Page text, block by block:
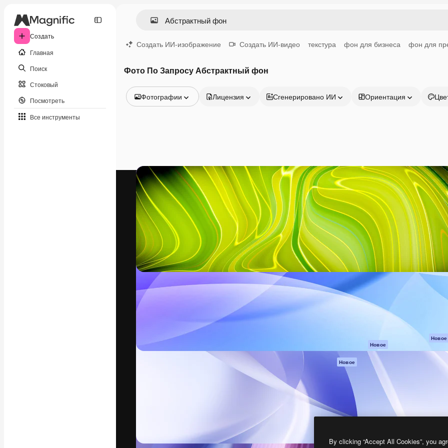
Создать
Главная
Поиск
Стоковый
Посмотреть
Все инструменты
Создать ИИ-изображение Создать ИИ-видео текстура фон для бизнеса фон для
Фото По Запросу Абстрактный фон
Фотографии
Видео
Видеоролик
Моушн-дизайн
Видеошаблоны
Иконки
3D-модели
Шрифты
Лицензия Сгенерировано ИИ Ориентация
Креативная платформа для создания
ваших лучших работ. Более 1 миллиона
подписчиков среди креаторов,
предприятий, агентств и студий.
Продукция
Spaces
ИИ-помощник
Генератор
изображений ИИ
Генератор видео
ИИ
Генератор голоса
Claude/ChatGPT
Новое
Новое
Мобильное
приложение
Все инструменты
Magnific
Начать
Academy
Документация по
Пакету ИИ
Служба
поддержки
Политика
Оригиналы
Новое
Политика
Партнеры
Предприятие
By clicking “Accept All Cookies”, you